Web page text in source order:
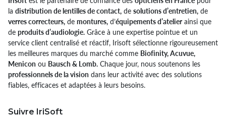
la distribution de lentilles de contact, de solutions d’entretien, de
verres correcteurs, de montures, d’équipements d’atelierainsi que
de produits d’audiologie. Grâce à une expertise pointue et un
service client centralisé et réactif, Irisoft sélectionne rigoureusement
les meilleures marques du marché comme Biofinity, Acuvue,
Menicon ou Bausch & Lomb. Chaque jour, nous soutenons les
professionnels de la vision dans leur activité avec des solutions
fiables, efficaces et adaptées à leurs besoins.
Suivre IriSoft